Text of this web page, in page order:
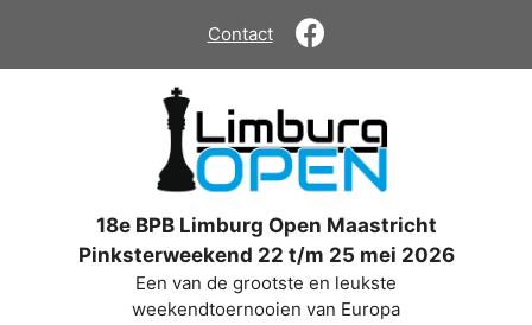
de
Contact
18e BPB Limburg Open Maastricht
Pinksterweekend 22 t/m 25 mei 2026
Een van de grootste en leukste
weekendtoernooien van Europa